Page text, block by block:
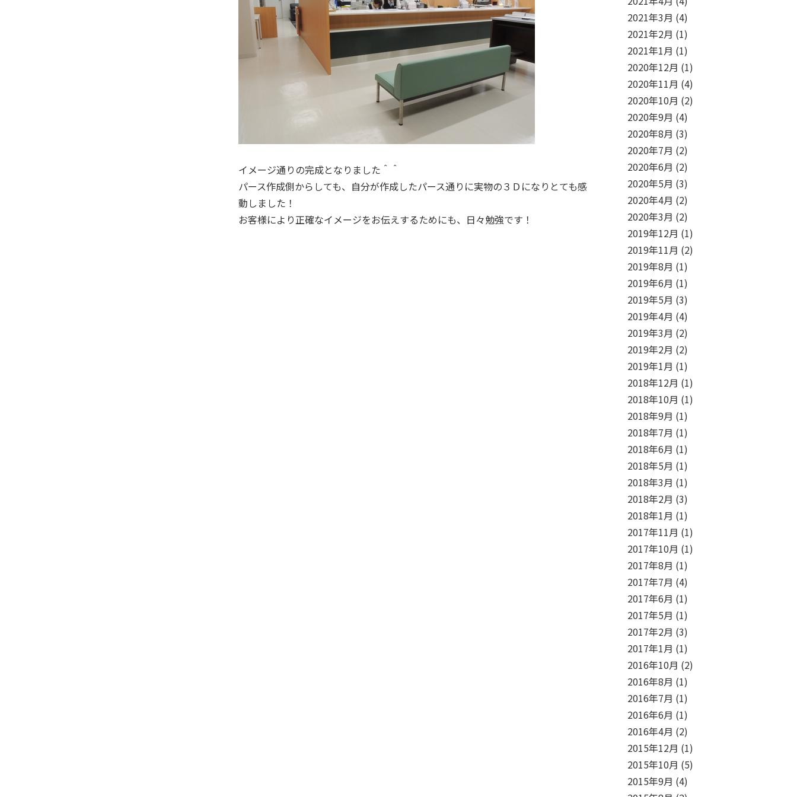
イメージ通りの完成となりました＾＾
パース作成側からしても、自分が作成したパース通りに実物の３Ｄになりとても感
動しました！
お客様により正確なイメージをお伝えするためにも、日々勉強です！
2021年3月 (4)
2021年2月 (1)
2021年1月 (1)
2020年12月 (1)
2020年11月 (4)
2020年10月 (2)
2020年9月 (4)
2020年8月 (3)
2020年7月 (2)
2020年6月 (2)
2020年5月 (3)
2020年4月 (2)
2020年3月 (2)
2019年12月 (1)
2019年11月 (2)
2019年8月 (1)
2019年6月 (1)
2019年5月 (3)
2019年4月 (4)
2019年3月 (2)
2019年2月 (2)
2019年1月 (1)
2018年12月 (1)
2018年10月 (1)
2018年9月 (1)
2018年7月 (1)
2018年6月 (1)
2018年5月 (1)
2018年3月 (1)
2018年2月 (3)
2018年1月 (1)
2017年11月 (1)
2017年10月 (1)
2017年8月 (1)
2017年7月 (4)
2017年6月 (1)
2017年5月 (1)
2017年2月 (3)
2017年1月 (1)
2016年10月 (2)
2016年8月 (1)
2016年7月 (1)
2016年6月 (1)
2016年4月 (2)
2015年12月 (1)
2015年10月 (5)
2015年9月 (4)